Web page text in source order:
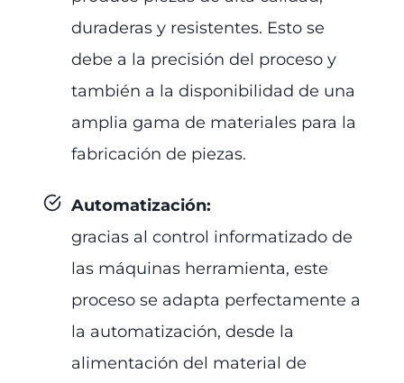
duraderas y resistentes. Esto se
debe a la precisión del proceso y
también a la disponibilidad de una
amplia gama de materiales para la
fabricación de piezas.
Automatización:
gracias al control informatizado de
las máquinas herramienta, este
proceso se adapta perfectamente a
la automatización, desde la
alimentación del material de